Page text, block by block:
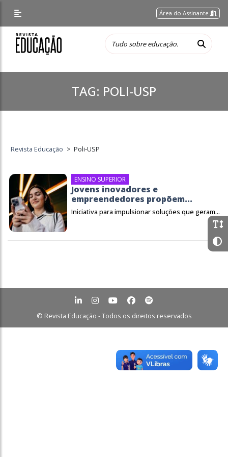
Área do Assinante
TAG: POLI-USP
Revista Educação > Poli-USP
ENSINO SUPERIOR
Jovens inovadores e
empreendedores propõem...
Iniciativa para impulsionar soluções que geram...
© Revista Educação - Todos os direitos reservados